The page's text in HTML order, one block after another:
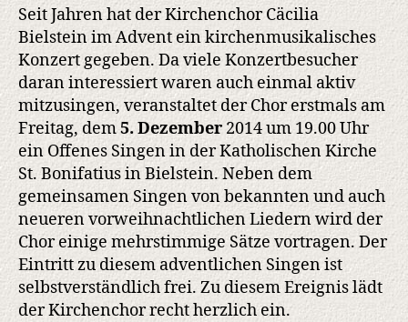
Singen
zum
Advent
Seit Jahren hat der Kirchenchor Cäcilia
Bielstein im Advent ein kirchenmusikalisches
Konzert gegeben. Da viele Konzertbesucher
daran interessiert waren auch einmal aktiv
mitzusingen, veranstaltet der Chor erstmals am
Freitag, dem5. Dezember 2014 um 19.00 Uhr
ein Offenes Singen in der Katholischen Kirche
St. Bonifatius in Bielstein. Neben dem
gemeinsamen Singen von bekannten und auch
neueren vorweihnachtlichen Liedern wird der
Chor einige mehrstimmige Sätze vortragen. Der
Eintritt zu diesem adventlichen Singen ist
selbstverständlich frei. Zu diesem Ereignis lädt
der Kirchenchor recht herzlich ein.